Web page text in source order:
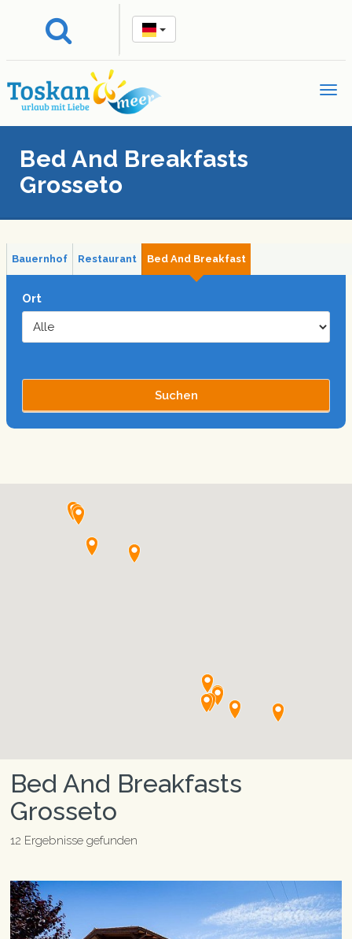
Bed And Breakfasts
Grosseto
Bauernhof Restaurant Bed And Breakfast
Ort
Bed And Breakfasts
Grosseto
12 Ergebnisse gefunden